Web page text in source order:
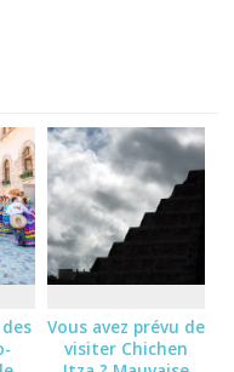
Vous avez prévu de
visiter Chichen